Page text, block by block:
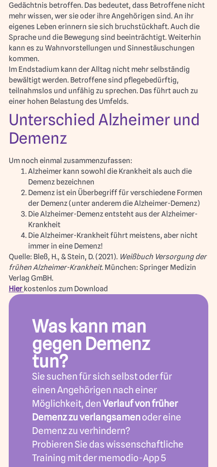
Gedächtnis betroffen. Das bedeutet, dass Betroffene nicht
mehr wissen, wer sie oder ihre Angehörigen sind. An ihr
eigenes Leben erinnern sie sich bruchstückhaft. Auch die
Sprache und die Bewegung sind beeinträchtigt. Weiterhin
kann es zu Wahnvorstellungen und Sinnestäuschungen
kommen.
Im Endstadium kann der Alltag nicht mehr selbständig
bewältigt werden. Betroffene sind pflegebedürftig,
teilnahmslos und unfähig zu sprechen. Das führt auch zu
einer hohen Belastung des Umfelds.
Unterschied Alzheimer und
Demenz
Um noch einmal zusammenzufassen:
Alzheimer kann sowohl die Krankheit als auch die
Demenz bezeichnen
Demenz ist ein Überbegriff für verschiedene Formen
der Demenz (unter anderem die Alzheimer-Demenz)
Die Alzheimer-Demenz entsteht aus der Alzheimer-
Krankheit
Die Alzheimer-Krankheit führt meistens, aber nicht
immer in eine Demenz!
Quelle: Bleß, H., & Stein, D. (2021). Weißbuch Versorgung der
frühen Alzheimer-Krankheit. München: Springer Medizin
Verlag GmBH.
Hier kostenlos zum Download
Was kann man
gegen Demenz
tun?
Sie suchen für sich selbst oder für
einen Angehörigen nach einer
Möglichkeit, denVerlauf von früher
Demenz zu verlangsamenoder eine
Demenz zu verhindern?
Probieren Sie das wissenschaftliche
Training mit der memodio-App 5